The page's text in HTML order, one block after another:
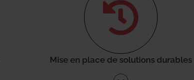
Mise en place de solutions durables